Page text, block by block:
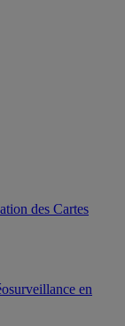
des Cartes
en